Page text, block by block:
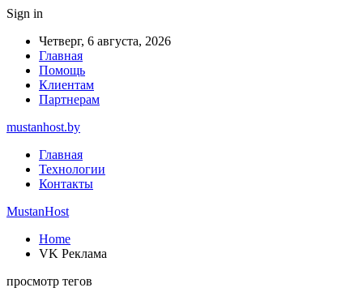
Sign in
Четверг, 6 августа, 2026
Главная
Помощь
Клиентам
Партнерам
mustanhost.by
Главная
Технологии
Контакты
MustanHost
Home
VK Реклама
просмотр тегов